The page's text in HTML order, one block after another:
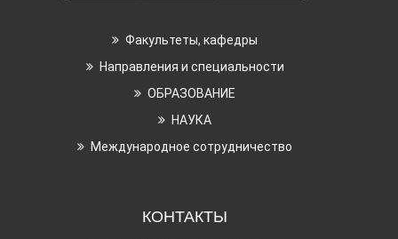
Факультеты, кафедры
Направления и специальности
ОБРАЗОВАНИЕ
НАУКА
Международное сотрудничество
КОНТАКТЫ